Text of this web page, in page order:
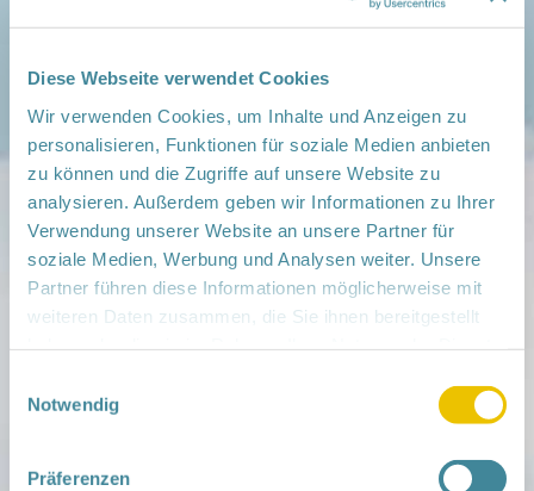
Diese Webseite verwendet Cookies
Wir verwenden Cookies, um Inhalte und Anzeigen zu
personalisieren, Funktionen für soziale Medien anbieten
zu können und die Zugriffe auf unsere Website zu
analysieren. Außerdem geben wir Informationen zu Ihrer
Verwendung unserer Website an unsere Partner für
soziale Medien, Werbung und Analysen weiter. Unsere
Partner führen diese Informationen möglicherweise mit
weiteren Daten zusammen, die Sie ihnen bereitgestellt
Notwendig
Präferenzen
teilen
Weitere Infos:
› Zum Regionalnetzwerk ...
iCal•Google Calendar
Infos für Familien
Zu deiner Region